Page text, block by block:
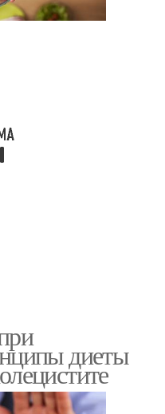
Вод при панкреатите
диеты